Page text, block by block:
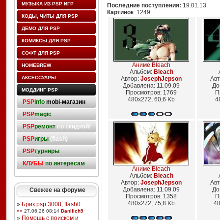
МУЗЫКА ИЗ PSP ИГР
КОДЫ, ЧИТЫ ДЛЯ PSP
ДЕМО ДЛЯ PSP
КОМИКСЫ ДЛЯ PSP
СОФТ ДЛЯ PSP
HOMEBREW
АКСЕССУАРЫ
МОДДИНГ PSP
PSPinfo mobi-магазин
PSPmagic
PSPремонтсо скидкой!
PSPигры(flash)
PSPтурниры
КЛУБЫ по интересам
Свежее на форуме
» Брик psp 3008, flash0
»» 27.06.26 08:14 Danilich9
» Помощь с поиском и
Последние поступления: 19.01.13
Картинок: 1249
Аниме Bleach
Альбом: Bleach
Автор: JosephJepson
Добавлена: 11.09.09
Просмотров: 1769
480x272, 60,6 Kb
Аниме Bleach
Альбом: Bleach
Автор: JosephJepson
Добавлена: 11.09.09
Просмотров: 1358
480x272, 75,8 Kb